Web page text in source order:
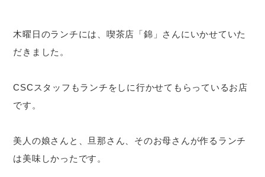
木曜日のランチには、喫茶店「錦」さんにいかせていた
だきました。
CSCスタッフもランチをしに行かせてもらっているお店
です。
美人の娘さんと、旦那さん、そのお母さんが作るランチ
は美味しかったです。